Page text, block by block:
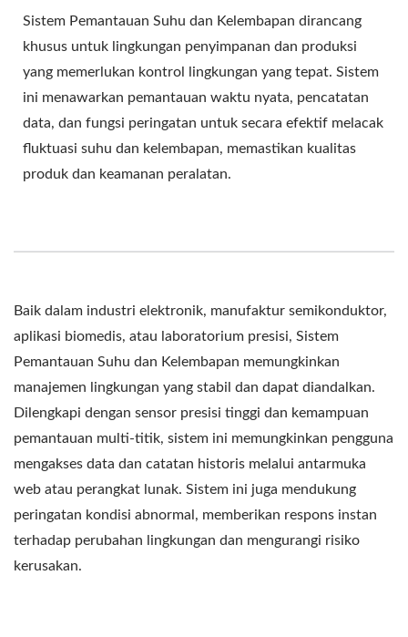
Sistem Pemantauan Suhu dan Kelembapan dirancang
khusus untuk lingkungan penyimpanan dan produksi
yang memerlukan kontrol lingkungan yang tepat. Sistem
ini menawarkan pemantauan waktu nyata, pencatatan
data, dan fungsi peringatan untuk secara efektif melacak
fluktuasi suhu dan kelembapan, memastikan kualitas
produk dan keamanan peralatan.
Baik dalam industri elektronik, manufaktur semikonduktor,
aplikasi biomedis, atau laboratorium presisi, Sistem
Pemantauan Suhu dan Kelembapan memungkinkan
manajemen lingkungan yang stabil dan dapat diandalkan.
Dilengkapi dengan sensor presisi tinggi dan kemampuan
pemantauan multi-titik, sistem ini memungkinkan pengguna
mengakses data dan catatan historis melalui antarmuka
web atau perangkat lunak. Sistem ini juga mendukung
peringatan kondisi abnormal, memberikan respons instan
terhadap perubahan lingkungan dan mengurangi risiko
kerusakan.